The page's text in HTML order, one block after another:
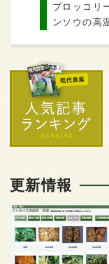
ブロッコリ
ンソウの高
更新情報